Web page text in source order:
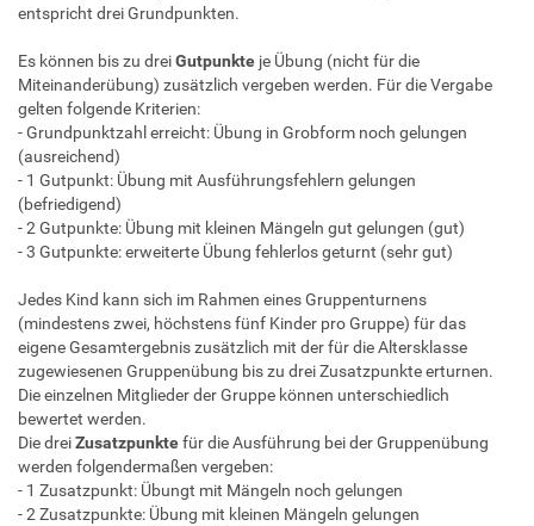
entspricht drei Grundpunkten.
Es können bis zu dreiGutpunkte je Übung (nicht für die
Miteinanderübung) zusätzlich vergeben werden. Für die Vergabe
gelten folgende Kriterien:
- Grundpunktzahl erreicht: Übung in Grobform noch gelungen
(ausreichend)
- 1 Gutpunkt: Übung mit Ausführungsfehlern gelungen
(befriedigend)
- 2 Gutpunkte: Übung mit kleinen Mängeln gut gelungen (gut)
- 3 Gutpunkte: erweiterte Übung fehlerlos geturnt (sehr gut)
Jedes Kind kann sich im Rahmen eines Gruppenturnens
(mindestens zwei, höchstens fünf Kinder pro Gruppe) für das
eigene Gesamtergebnis zusätzlich mit der für die Altersklasse
zugewiesenen Gruppenübung bis zu drei Zusatzpunkte erturnen.
Die einzelnen Mitglieder der Gruppe können unterschiedlich
bewertet werden.
Die dreiZusatzpunktefür die Ausführung bei der Gruppenübung
werden folgendermaßen vergeben:
- 1 Zusatzpunkt: Übungt mit Mängeln noch gelungen
- 2 Zusatzpunkte: Übung mit kleinen Mängeln gelungen